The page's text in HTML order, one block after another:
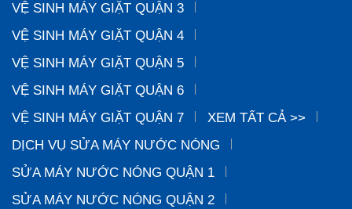
VỆ SINH MÁY GIẶT QUẬN 3
VỆ SINH MÁY GIẶT QUẬN 4
VỆ SINH MÁY GIẶT QUẬN 5
VỆ SINH MÁY GIẶT QUẬN 6
VỆ SINH MÁY GIẶT QUẬN 7
XEM TẤT CẢ >>
DỊCH VỤ SỬA MÁY NƯỚC NÓNG
SỬA MÁY NƯỚC NÓNG QUẬN 1
SỬA MÁY NƯỚC NÓNG QUẬN 2